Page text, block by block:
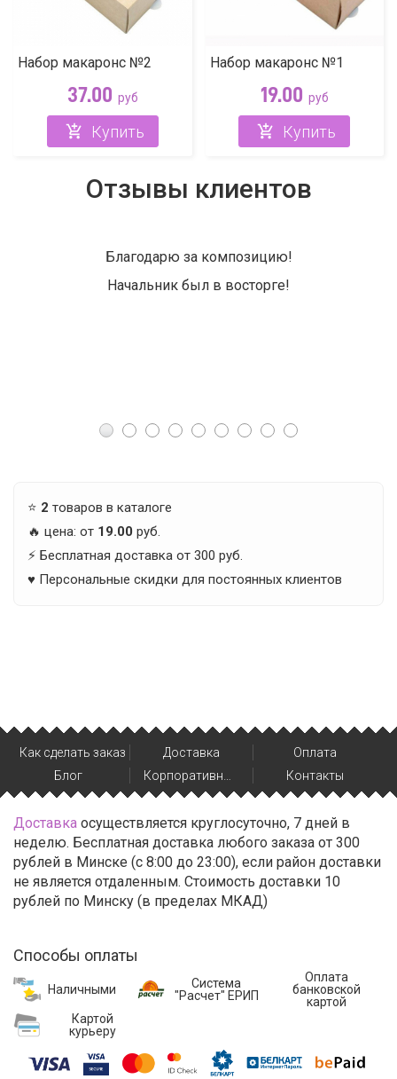
Набор макаронс №2
37.00 руб
Купить
Набор макаронс №1
19.00 руб
Купить
Отзывы клиентов
Благодарю за композицию!
Начальник был в восторге!
⭐️ 2 товаров в каталоге
🔥 цена: от 19.00 руб.
⚡️ Бесплатная доставка от 300 руб.
♥️ Персональные скидки для постоянных клиентов
Как сделать заказ Доставка
Оплата
Блог
Контакты
Доставка осуществляется круглосуточно, 7 дней в
неделю. Бесплатная доставка любого заказа от 300
рублей в Минске (с 8:00 до 23:00), если район доставки
не является отдаленным. Стоимость доставки 10
рублей по Минску (в пределах МКАД)
Способы оплаты
Наличными
Система
"Расчет" ЕРИП
Оплата
банковской
картой
Картой
курьеру